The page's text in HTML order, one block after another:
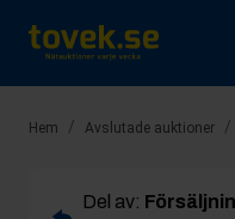
Hem / Avslutade auktioner /
Del av: